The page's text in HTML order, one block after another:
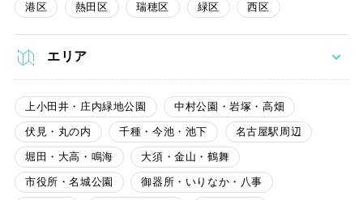
港区 熱田区 瑞穂区 緑区 西区
エリア
上小田井・庄内緑地公園 中村公園・岩塚・高畑
伏見・丸の内 千種・今池・池下 名古屋駅周辺
堀田・大高・鳴海 大須・金山・鶴舞
市役所・名城公園 御器所・いりなか・八事